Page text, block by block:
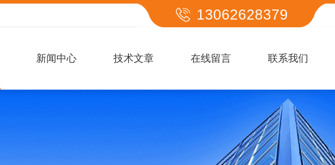
13062628379
新闻中心 技术文章 在线留言 联系我们